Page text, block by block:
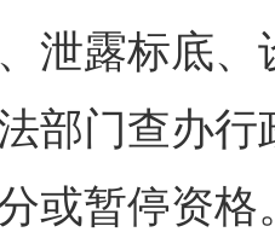
泄露标底
部门查办
或暂停资格